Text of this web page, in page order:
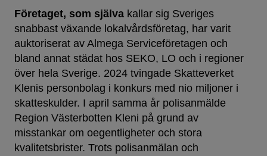
Företaget, som själva kallar sig Sveriges
snabbast växande lokalvårdsföretag, har varit
auktoriserat av Almega Serviceföretagen och
bland annat städat hos SEKO, LO och i regioner
över hela Sverige. 2024 tvingade Skatteverket
Klenis personbolag i konkurs med nio miljoner i
skatteskulder. I april samma år polisanmälde
Region Västerbotten Kleni på grund av
misstankar om oegentligheter och stora
kvalitetsbrister. Trots polisanmälan och